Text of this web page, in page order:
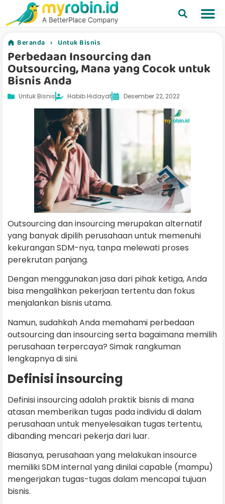
Beranda › Untuk Bisnis
Perbedaan Insourcing dan
Outsourcing, Mana yang Cocok untuk
Bisnis Anda
Untuk Bisnis Habib Hidayat Desember 22, 2022
Outsourcing dan insourcing merupakan alternatif
yang banyak dipilih perusahaan untuk memenuhi
kekurangan SDM-nya, tanpa melewati proses
perekrutan panjang.
Dengan menggunakan jasa dari pihak ketiga, Anda
bisa mengalihkan pekerjaan tertentu dan fokus
menjalankan bisnis utama.
Namun, sudahkah Anda memahami perbedaan
outsourcing dan insourcing serta bagaimana memilih
perusahaan terpercaya? Simak rangkuman
lengkapnya di sini.
Definisi insourcing
Definisi insourcing adalah praktik bisnis di mana
atasan memberikan tugas pada individu di dalam
perusahaan untuk menyelesaikan tugas tertentu,
dibanding mencari pekerja dari luar.
Biasanya, perusahaan yang melakukan insource
memiliki SDM internal yang dinilai capable (mampu)
mengerjakan tugas-tugas dalam mencapai tujuan
bisnis.